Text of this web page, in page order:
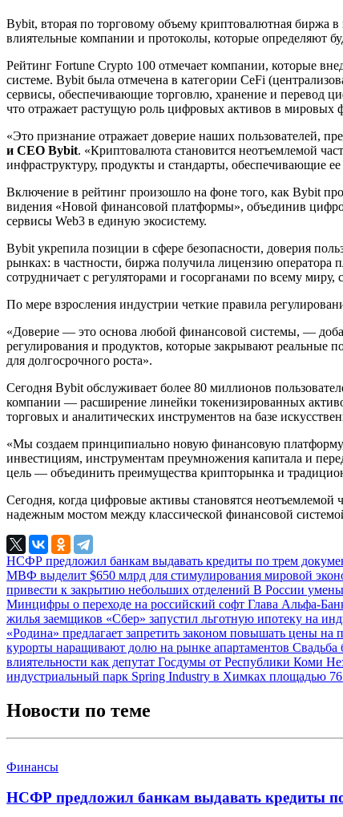
Bybit, вторая по торговому объему криптовалютная
влиятельные компании и протоколы, которые определяют
Рейтинг Fortune Crypto 100 отмечает компании, которые
системе. Bybit была отмечена в категории CeFi
сервисы, обеспечивающие торговлю, хранение и перевод
что отражает растущую роль цифровых активов в мировых
«Это признание отражает доверие наших пользователей,
и CEO Bybit. «Криптовалюта становится неотъемлемой
инфраструктуру, продукты и стандарты, обеспечивающие
Включение в рейтинг произошло на фоне того, как Bybit
видения «Новой финансовой платформы», объединив
сервисы Web3 в единую экосистему.
Bybit укрепила позиции в сфере безопасности, доверия
рынках: в частности, биржа получила лицензию оператора
сотрудничает с регуляторами и госорганами по всему
По мере взросления индустрии четкие правила
«Доверие — это основа любой финансовой системы, —
регулирования и продуктов, которые закрывают реальные
для долгосрочного роста».
Сегодня Bybit обслуживает более 80 миллионов
компании — расширение линейки токенизированных
торговых и аналитических инструментов на базе
«Мы создаем принципиально новую финансовую
инвестициям, инструментам преумножения капитала и
цель — объединить преимущества крипторынка и
Сегодня, когда цифровые активы становятся неотъемлемой
надежным мостом между классической финансовой
НСФР предложил банкам выдавать кредиты по трем
МВФ выделит $650 млрд для стимулирования мировой
привести к закрытию небольших отделений В России
Минцифры о переходе на российский софт Глава Альфа-
жилья заемщиков «Сбер» запустил льготную ипотеку на
«Родина» предлагает запретить законом повышать цены на
курорты наращивают долю на рынке апартаментов Свадьба
влиятельности как депутат Госдумы от Республики Коми
индустриальный парк Spring Industry в Химках площадью
Новости по теме
Финансы
НСФР предложил банкам выдавать кредиты